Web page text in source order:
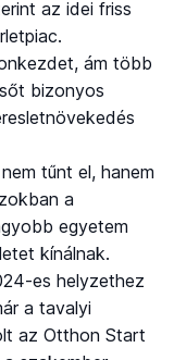
az idei friss
ám több
bizonyos
tűnt el, hanem
a
egyetem
kínálnak.
es helyzethez
a tavalyi
az Otthon Start